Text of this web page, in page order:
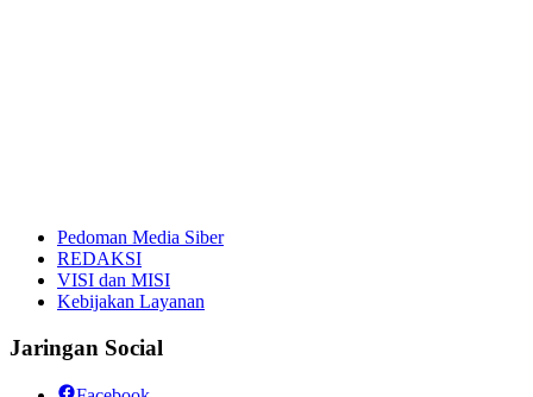
Pedoman Media Siber
REDAKSI
VISI dan MISI
Kebijakan Layanan
Jaringan Social